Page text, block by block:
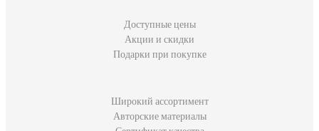
Доступные цены
Акции и скидки
Подарки при покупке
Широкий ассортимент
Авторские материалы